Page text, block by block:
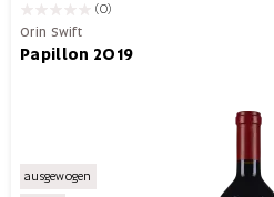
(0)
Orin Swift
Papillon 2019
ausgewogen